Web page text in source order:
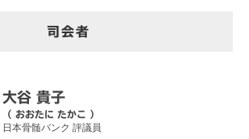
司会者
大谷 貴子
（ おおたに たかこ ）
日本骨髄バンク 評議員